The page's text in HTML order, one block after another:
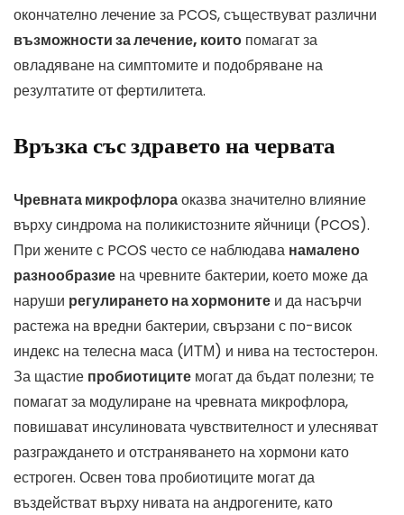
окончателно лечение за PCOS, съществуват различни
възможности за лечение, които помагат за
овладяване на симптомите и подобряване на
резултатите от фертилитета.
Връзка със здравето на червата
Чревната микрофлораоказва значително влияние
върху синдрома на поликистозните яйчници (PCOS).
При жените с PCOS често се наблюдава намалено
разнообразие на чревните бактерии, което може да
наруши регулирането на хормоните и да насърчи
растежа на вредни бактерии, свързани с по-висок
индекс на телесна маса (ИТМ) и нива на тестостерон.
За щастие пробиотиците могат да бъдат полезни; те
помагат за модулиране на чревната микрофлора,
повишават инсулиновата чувствителност и улесняват
разграждането и отстраняването на хормони като
естроген. Освен това пробиотиците могат да
въздействат върху нивата на андрогените, като